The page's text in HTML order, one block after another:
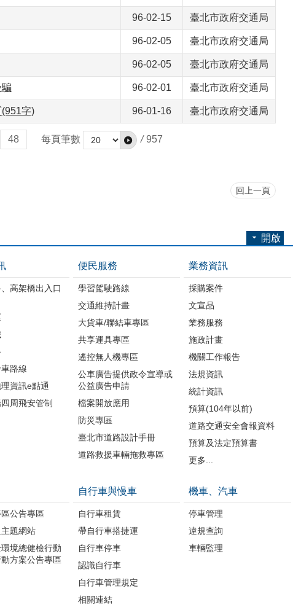
96-02-15 臺北市政府交通局
96-02-05 臺北市政府交通局
96-02-05 臺北市政府交通局
騙 96-02-01 臺北市政府交通局
字) 96-01-16 臺北市政府交通局
48 每頁筆數 / 957
回上一頁
開啟
高架橋出入口
路線
資訊e點通
周飛安管制
便民服務
學習駕駛路線
交通維持計畫
大貨車/聯結車專區
共享運具專區
遙控無人機專區
公車廣告提供政令宣導或
公益廣告申請
檔案開放應用
防災專區
臺北市道路設計手冊
道路救援車輛拖救專區
業務資訊
採購案件
文宣品
業務服務
施政計畫
機關工作報告
法規資訊
統計資訊
預算(104年以前)
道路交通安全會報資料
預算及法定預算書
更多...
公告專區
題網站
境總健檢行動
方案公告專區
自行車與慢車
自行車租賃
帶自行車搭捷運
自行車停車
認識自行車
自行車管理規定
相關連結
機車、汽車
停車管理
違規查詢
車輛監理